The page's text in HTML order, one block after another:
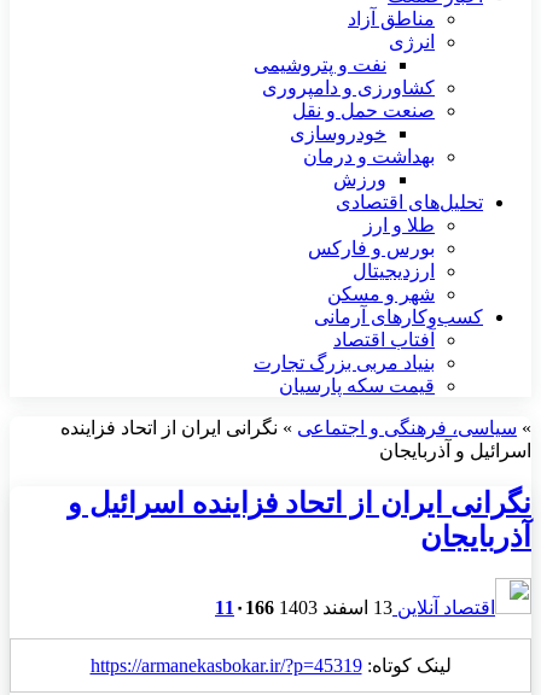
مناطق آزاد
انرژی
نفت و پتروشیمی
کشاورزی و دامپروری
صنعت حمل و نقل
خودروسازی
بهداشت و درمان
ورزش
تحلیل‌های اقتصادی
طلا و ارز
بورس و فارکس
ارزدیجیتال
شهر و مسکن
کسب‌وکارهای آرمانی
آفتاب اقتصاد
بنیاد مربی بزرگ تجارت
قیمت سکه پارسیان
» سیاسی، فرهنگی و اجتماعی » نگرانی ایران از اتحاد فزاینده
اسرائیل و آذربایجان
نگرانی ایران از اتحاد فزاینده اسرائیل و
آذربایجان
اقتصاد آنلاین 13 اسفند 1403 11 ۰ 166
لینک کوتاه:https://armanekasbokar.ir/?p=45319